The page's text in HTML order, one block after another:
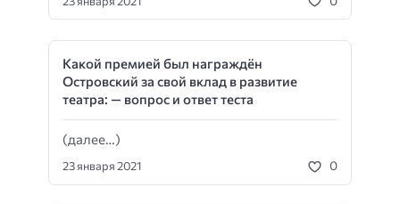
Какой премией был награждён
Островский за свой вклад в развитие
театра: — вопрос и ответ теста
(далее…)
23 января 2021 0